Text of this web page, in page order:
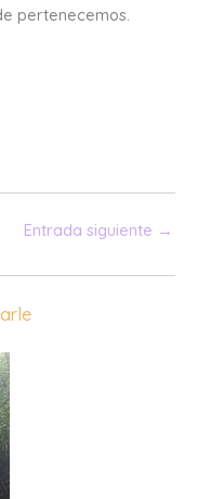
pertenecemos.
Entrada siguiente →